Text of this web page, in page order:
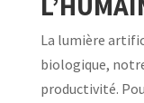
La lumière
biologique,
productivité.